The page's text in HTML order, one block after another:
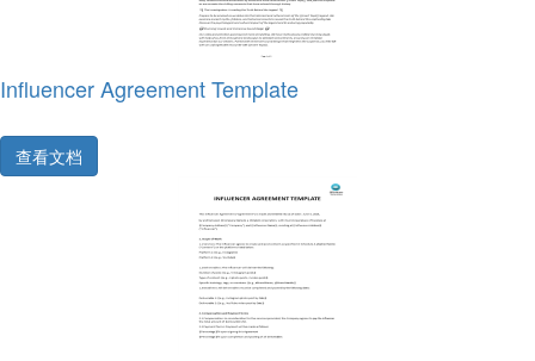
Influencer Agreement Template
查看文档